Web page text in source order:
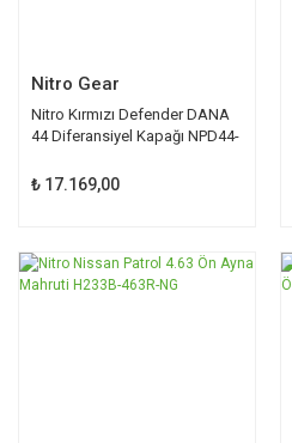
Nitro Gear
Nitro Kırmızı Defender DANA
44 Diferansiyel Kapağı NPD44-
₺ 17.169,00